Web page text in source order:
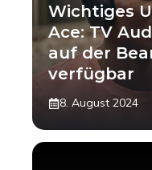
Wichtiges
Ace: TV
auf der
verfügbar
8. August 2024